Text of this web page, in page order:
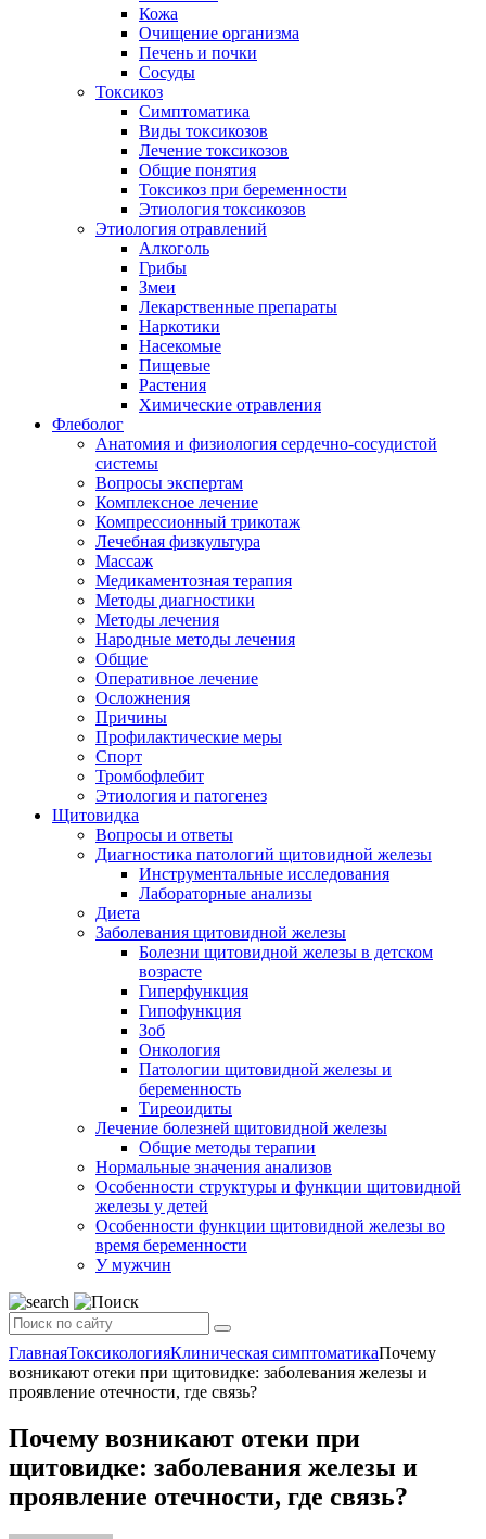
Кожа
Очищение организма
Печень и почки
Сосуды
Токсикоз
Cимптоматика
Виды токсикозов
Лечение токсикозов
Общие понятия
Токсикоз при беременности
Этиология токсикозов
Этиология отравлений
Алкоголь
Грибы
Змеи
Лекарственные препараты
Наркотики
Насекомые
Пищевые
Растения
Химические отравления
Флеболог
Анатомия и физиология сердечно-сосудистой
системы
Вопросы экспертам
Комплексное лечение
Компрессионный трикотаж
Лечебная физкультура
Массаж
Медикаментозная терапия
Методы диагностики
Методы лечения
Народные методы лечения
Общие
Оперативное лечение
Осложнения
Причины
Профилактические меры
Спорт
Тромбофлебит
Этиология и патогенез
Щитовидка
Вопросы и ответы
Диагностика патологий щитовидной железы
Инструментальные исследования
Лабораторные анализы
Диета
Заболевания щитовидной железы
Болезни щитовидной железы в детском
возрасте
Гиперфункция
Гипофункция
Зоб
Онкология
Патологии щитовидной железы и
беременность
Тиреоидиты
Лечение болезней щитовидной железы
Общие методы терапии
Нормальные значения анализов
Особенности структуры и функции щитовидной
железы у детей
Особенности функции щитовидной железы во
время беременности
У мужчин
ГлавнаяТоксикологияКлиническая симптоматикаПочему
возникают отеки при щитовидке: заболевания железы и
проявление отечности, где связь?
Почему возникают отеки при
щитовидке: заболевания железы и
проявление отечности, где связь?